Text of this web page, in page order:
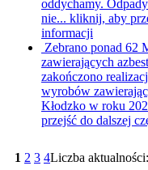
oddychamy.
nie... kliknij, aby
informacji
Zebrano ponad 62
zawierających azbest
zakończono
wyrobów
Kłodzko w roku
przejść do dalszej
1 2 3 4Liczba aktualności: